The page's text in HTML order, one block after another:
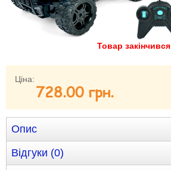
Забули свій пароль?
Забули своє Ім’я Користувача?
Товар закінчився
Ціна:
728.00 грн.
Опис
Відгуки (0)